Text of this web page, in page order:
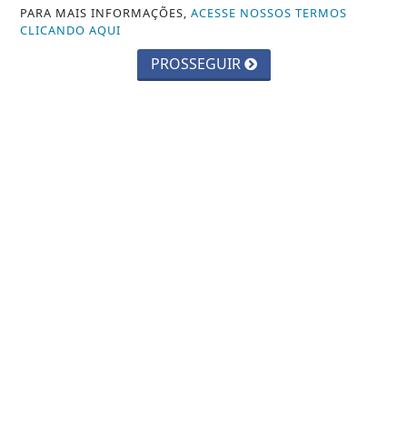
POLÍTICA
POR FATIMA DANTAS
PARA MAIS INFORMAÇÕES,ACESSE NOSSOS TERMOS
CLICANDO AQUI
PROSSEGUIR